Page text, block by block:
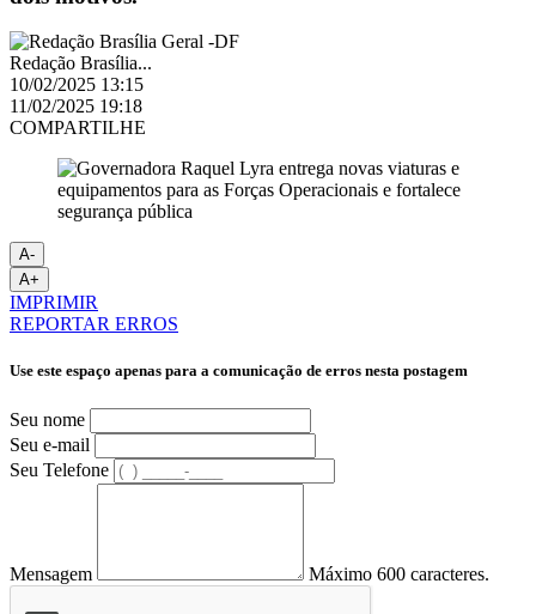
Redação Brasília...
10/02/2025 13:15
11/02/2025 19:18
COMPARTILHE
A-
A+
IMPRIMIR
REPORTAR ERROS
Use este espaço apenas para a comunicação de erros nesta postagem
Seu nome
Seu e-mail
Seu Telefone
Mensagem Máximo 600 caracteres.